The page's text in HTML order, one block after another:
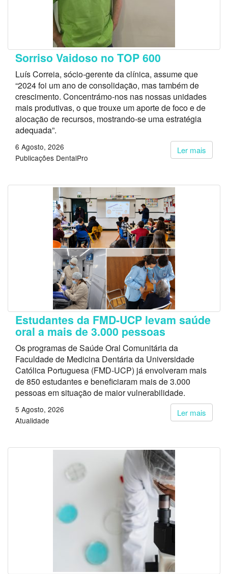
Sorriso Vaidoso no TOP 600
Luís Correia, sócio-gerente da clínica, assume que
“2024 foi um ano de consolidação, mas também de
crescimento. Concentrámo-nos nas nossas unidades
mais produtivas, o que trouxe um aporte de foco e de
alocação de recursos, mostrando-se uma estratégia
adequada”.
Ler mais
6 Agosto, 2026
Publicações DentalPro
Estudantes da FMD-UCP levam saúde
oral a mais de 3.000 pessoas
Os programas de Saúde Oral Comunitária da
Faculdade de Medicina Dentária da Universidade
Católica Portuguesa (FMD-UCP) já envolveram mais
de 850 estudantes e beneficiaram mais de 3.000
pessoas em situação de maior vulnerabilidade.
Ler mais
5 Agosto, 2026
Atualidade